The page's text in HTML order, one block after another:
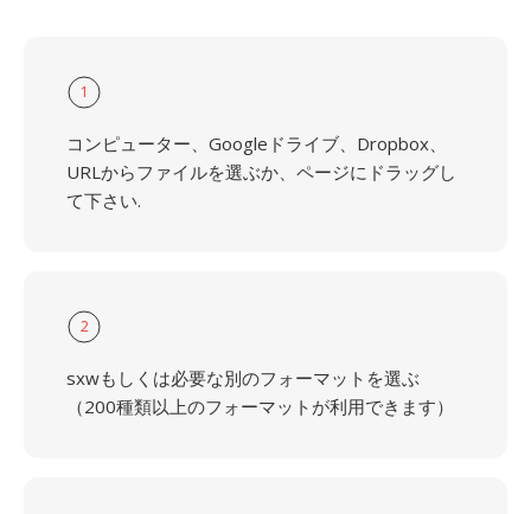
1
コンピューター、Googleドライブ、Dropbox、
URLからファイルを選ぶか、ページにドラッグし
て下さい.
2
sxwもしくは必要な別のフォーマットを選ぶ
（200種類以上のフォーマットが利用できます）